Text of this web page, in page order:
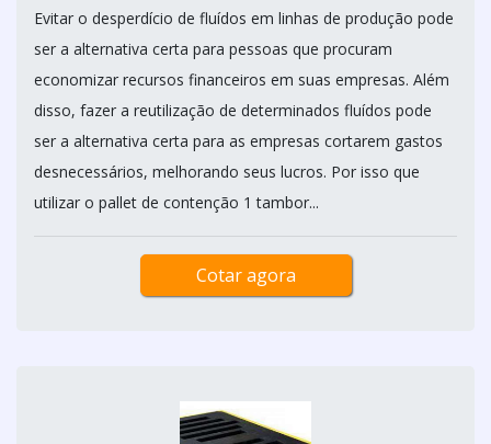
Evitar o desperdício de fluídos em linhas de produção pode
ser a alternativa certa para pessoas que procuram
economizar recursos financeiros em suas empresas. Além
disso, fazer a reutilização de determinados fluídos pode
ser a alternativa certa para as empresas cortarem gastos
desnecessários, melhorando seus lucros. Por isso que
utilizar o pallet de contenção 1 tambor...
Cotar agora